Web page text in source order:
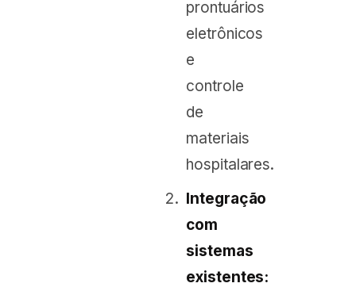
prontuários
eletrônicos
e
controle
de
materiais
hospitalares.
Integração
com
sistemas
existentes: